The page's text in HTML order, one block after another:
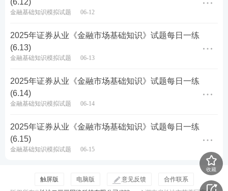
8、中央银行的资产业务包括：国外资产，对政府债
A.错
9、中央银行通常采用存款准备金制度、再贴现政策、
(6.12)
金融基础知识模拟试题 06-12
2025年证券从业《金融市场基础知识》试题每日一练
(6.13)
金融基础知识模拟试题 06-13
2025年证券从业《金融市场基础知识》试题每日一练
(6.14)
金融基础知识模拟试题 06-14
2025年证券从业《金融市场基础知识》试题每日一练
(6.15)
金融基础知识模拟试题 06-15
收藏
触屏版 电脑版 意见反馈
合作联系